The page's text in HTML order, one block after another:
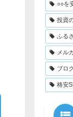
○○を
投資
ふる
メル
ブロ
格安